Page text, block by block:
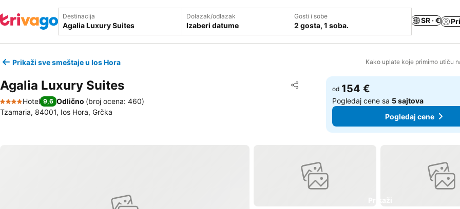
Destinacija Dolazak/odlazak
Izaberi datume
Gosti i sobe
2 gosta, 1 soba.
SR · €
Prikaži sve smeštaje u Ios Hora Kako uplate koje primimo utiču
Agalia Luxury Suites Deli
Dodati u favorite
4 Zvezdice
Hotel 9,6 Odlično (broj ocena: 460)
Tzamaria, 84001, Ios Hora, Grčka
od 154 €
Pogledaj cene sa 5 sajtova
Pogledaj cene